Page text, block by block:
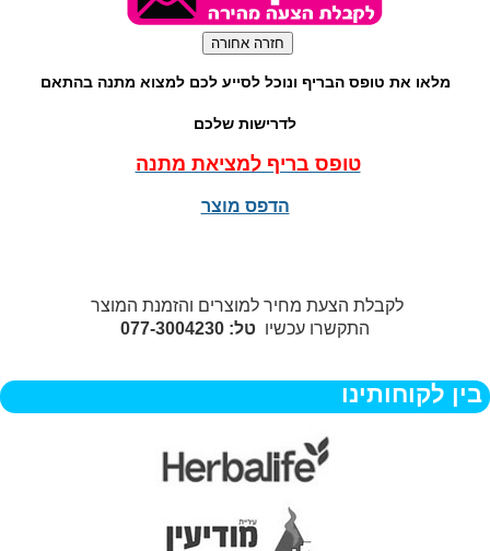
מלאו את טופס הבריף ונוכל לסייע לכם למצוא מתנה בהתאם
לדרישות שלכם
טופס בריף למציאת מתנה
הדפס מוצר
לקבלת הצעת מחיר למוצרים והזמנת המוצר
התקשרו עכשיו טל: 077-3004230
בין לקוחותינו